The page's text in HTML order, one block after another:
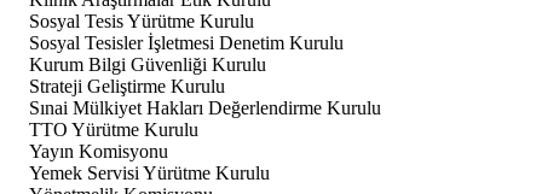
Sosyal Tesis Yürütme Kurulu
Sosyal Tesisler İşletmesi Denetim Kurulu
Kurum Bilgi Güvenliği Kurulu
Strateji Geliştirme Kurulu
Sınai Mülkiyet Hakları Değerlendirme Kurulu
TTO Yürütme Kurulu
Yayın Komisyonu
Yemek Servisi Yürütme Kurulu